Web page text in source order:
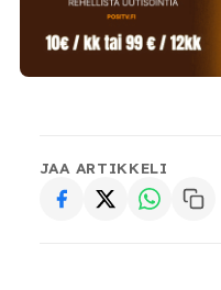
JAA ARTIKKELI